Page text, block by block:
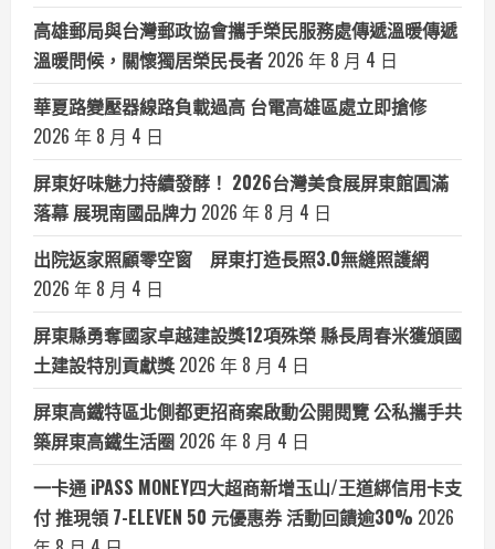
高雄郵局與台灣郵政協會攜手榮民服務處傳遞溫暖傳遞
溫暖問候，關懷獨居榮民長者 2026 年 8 月 4 日
華夏路變壓器線路負載過高 台電高雄區處立即搶修
2026 年 8 月 4 日
屏東好味魅力持續發酵！ 2026台灣美食展屏東館圓滿
落幕 展現南國品牌力 2026 年 8 月 4 日
出院返家照顧零空窗 屏東打造長照3.0無縫照護網
2026 年 8 月 4 日
屏東縣勇奪國家卓越建設獎12項殊榮 縣長周春米獲頒國
土建設特別貢獻獎 2026 年 8 月 4 日
屏東高鐵特區北側都更招商案啟動公開閱覽 公私攜手共
築屏東高鐵生活圈 2026 年 8 月 4 日
一卡通 iPASS MONEY四大超商新增玉山/王道綁信用卡支
付 推現領 7-ELEVEN 50 元優惠券 活動回饋逾30% 2026